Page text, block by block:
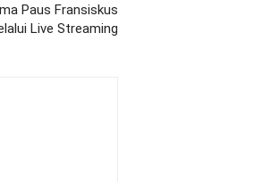
Paus Fransiskus
Live Streaming